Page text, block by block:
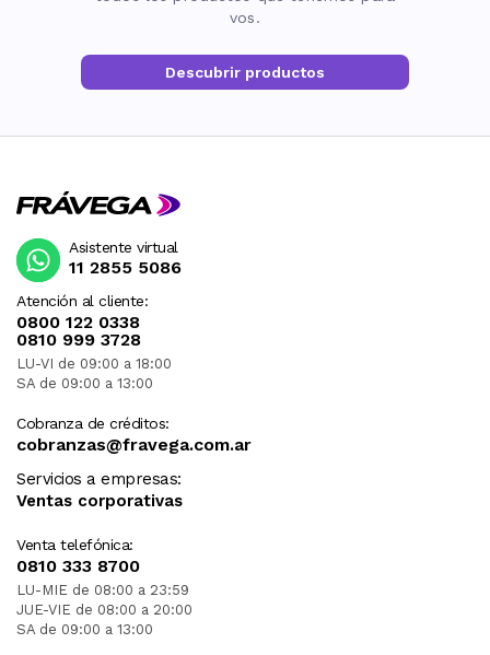
vos.
Descubrir productos
Atención al cliente:
0800 122 0338
0810 999 3728
LU-VI de 09:00 a 18:00
SA de 09:00 a 13:00
Cobranza de créditos:
cobranzas@fravega.com.ar
Servicios a empresas:
Ventas corporativas
Venta telefónica:
0810 333 8700
LU-MIE de 08:00 a 23:59
JUE-VIE de 08:00 a 20:00
SA de 09:00 a 13:00
Asistente virtual
11 2855 5086